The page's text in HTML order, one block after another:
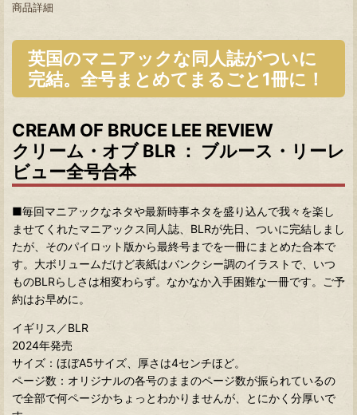
商品詳細
英国のマニアックな同人誌がついに
完結。全号まとめてまるごと1冊に！
CREAM OF BRUCE LEE REVIEW
クリーム・オブ BLR ： ブルース・リーレ
ビュー全号合本
■毎回マニアックなネタや最新時事ネタを盛り込んで我々を楽し
ませてくれたマニアックス同人誌、BLRが先日、ついに完結しまし
たが、そのパイロット版から最終号までを一冊にまとめた合本で
す。大ボリュームだけど表紙はバンクシー調のイラストで、いつ
ものBLRらしさは相変わらず。なかなか入手困難な一冊です。ご予
約はお早めに。
イギリス／BLR
2024年発売
サイズ：ほぼA5サイズ、厚さは4センチほど。
ページ数：オリジナルの各号のままのページ数が振られているの
で全部で何ページかちょっとわかりませんが、とにかく分厚いで